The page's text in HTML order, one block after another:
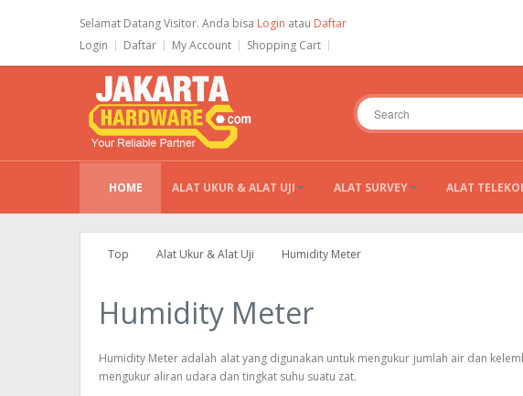
Selamat Datang Visitor. Anda bisa Login atau Daftar
Login
Daftar My Account Shopping Cart
HOME ALAT UKUR & ALAT UJI ALAT SURVEY ALAT
Top Alat Ukur & Alat Uji Humidity Meter
Humidity Meter
Humidity Meter adalah alat yang digunakan untuk mengukur jumlah air dan
mengukur aliran udara dan tingkat suhu suatu zat.